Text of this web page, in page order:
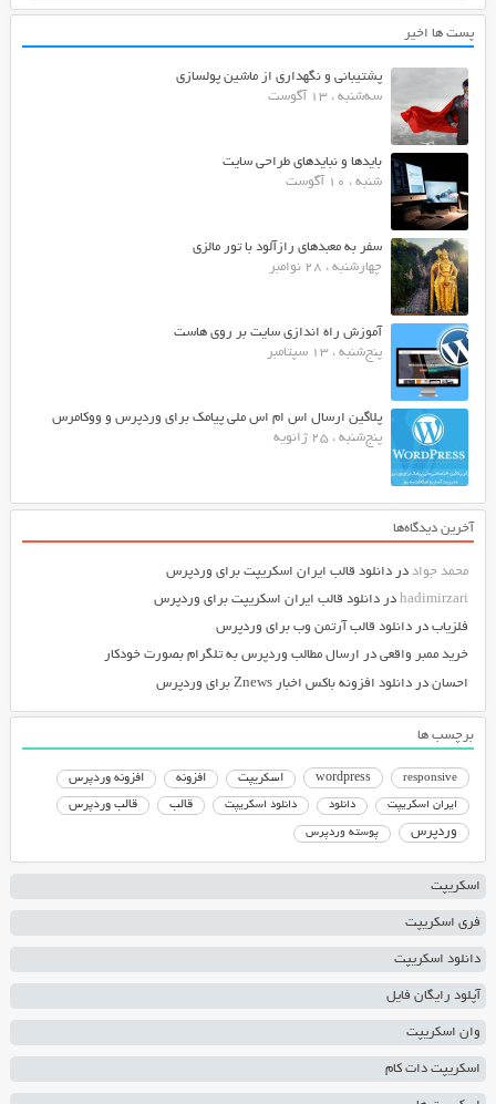
پست ها اخیر
پشتیبانی و نگهداری از ماشین پولسازی
سه‌شنبه ، 13 آگوست
بایدها و نبایدهای طراحی سایت
شنبه ، 10 آگوست
سفر به معبدهای رازآلود با تور مالزی
چهارشنبه ، 28 نوامبر
آموزش راه اندازی سایت بر روی هاست
پنج‌شنبه ، 13 سپتامبر
پلاگین ارسال اس ام اس ملی پیامک برای وردپرس و ووکامرس
پنج‌شنبه ، 25 ژانویه
آخرین دیدگاه‌ها
محمد جواددر دانلود قالب ایران اسکریپت برای وردپرس
hadimirzariدر دانلود قالب ایران اسکریپت برای وردپرس
فلزیابدر دانلود قالب آرتمن وب برای وردپرس
خرید ممبر واقعیدر ارسال مطالب وردپرس به تلگرام بصورت خودکار
احساندر دانلود افزونه باکس اخبار Znews برای وردپرس
برچسب ها
responsive
wordpress اسکریپت افزونه افزونه وردپرس
ایران اسکریپت دانلود دانلود اسکریپت قالب قالب وردپرس
وردپرس پوسته وردپرس
اسکریپت
فری اسکریپت
دانلود اسکریپت
آپلود رایگان فایل
وان اسکریپت
اسکریپت دات کام